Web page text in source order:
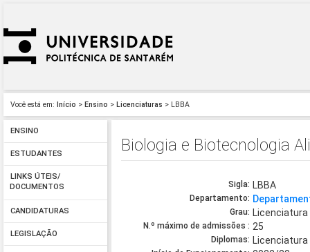
Você está em: Início > Ensino > Licenciaturas > LBBA
ENSINO
ESTUDANTES
LINKS ÚTEIS/
DOCUMENTOS
CANDIDATURAS
LEGISLAÇÃO
Biologia e Biotecnologia
Sigla: LBBA
Departamento:
Grau: Licenciatura
N.º máximo de admissões : 25
Diplomas: